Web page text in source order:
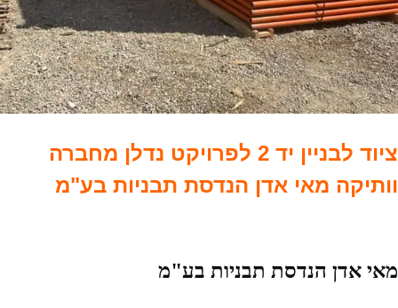
ציוד לבניין יד 2 לפרויקט נדלן מחברה
וותיקה מאי אדן הנדסת תבניות בע"מ
מאי אדן הנדסת תבניות בע"מ